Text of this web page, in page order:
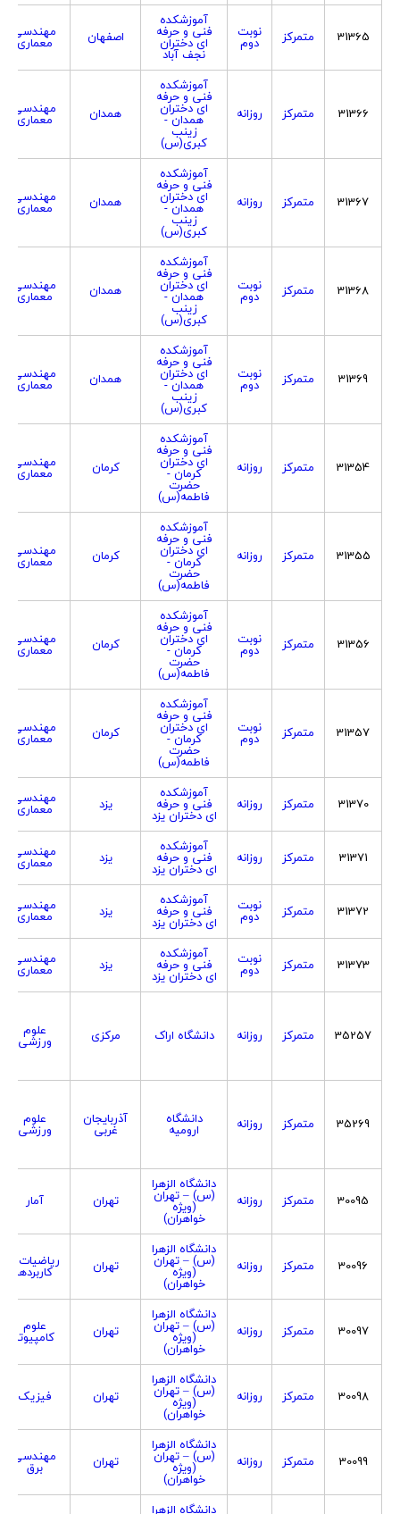
31365 متمرکز نوبت
دوم
آموزشکده
فنی و حرفه
ای دختران
نجف آباد
اصفهان مهندسی
معماری
31366 متمرکز روزانه
آموزشکده
فنی و حرفه
ای دختران
همدان -
زینب
کبری(س)
همدان مهندسی
معماری
31367 متمرکز روزانه
آموزشکده
فنی و حرفه
ای دختران
همدان -
زینب
کبری(س)
همدان مهندسی
معماری
31368 متمرکز نوبت
دوم
آموزشکده
فنی و حرفه
ای دختران
همدان -
زینب
کبری(س)
همدان مهندسی
معماری
31369 متمرکز نوبت
دوم
آموزشکده
فنی و حرفه
ای دختران
همدان -
زینب
کبری(س)
همدان مهندسی
معماری
31354 متمرکز روزانه
آموزشکده
فنی و حرفه
ای دختران
کرمان -
حضرت
فاطمه(س)
کرمان مهندسی
معماری
31355 متمرکز روزانه
آموزشکده
فنی و حرفه
ای دختران
کرمان -
حضرت
فاطمه(س)
کرمان مهندسی
معماری
31356 متمرکز نوبت
دوم
آموزشکده
فنی و حرفه
ای دختران
کرمان -
حضرت
فاطمه(س)
کرمان مهندسی
معماری
31357 متمرکز نوبت
دوم
آموزشکده
فنی و حرفه
ای دختران
کرمان -
حضرت
فاطمه(س)
کرمان مهندسی
معماری
31370 متمرکز روزانه
آموزشکده
فنی و حرفه
ای دختران یزد
یزد مهندسی
معماری
31371 متمرکز روزانه
آموزشکده
فنی و حرفه
ای دختران یزد
یزد مهندسی
معماری
31372 متمرکز نوبت
دوم
آموزشکده
فنی و حرفه
ای دختران یزد
یزد مهندسی
معماری
31373 متمرکز نوبت
دوم
آموزشکده
فنی و حرفه
ای دختران یزد
یزد مهندسی
معماری
35257 متمرکز روزانه دانشگاه اراک مرکزی علوم
ورزشی
35269 متمرکز روزانه دانشگاه
ارومیه
آذربایجان
غربی
علوم
ورزشی
30095 متمرکز روزانه
دانشگاه الزهرا
(س) – تهران
(ویژه
خواهران)
تهران آمار
30096 متمرکز روزانه
دانشگاه الزهرا
(س) – تهران
(ویژه
خواهران)
تهران ریاضیات و
کاربردها
30097 متمرکز روزانه
دانشگاه الزهرا
(س) – تهران
(ویژه
خواهران)
تهران علوم
کامپیوتر
30098 متمرکز روزانه
دانشگاه الزهرا
(س) – تهران
(ویژه
خواهران)
تهران فیزیک
30099 متمرکز روزانه
دانشگاه الزهرا
(س) – تهران
(ویژه
خواهران)
تهران مهندسی
برق
دانشگاه الزهرا